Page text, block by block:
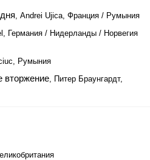
, Andrei Ujica, Франция / Румыния
Германия / Нидерланды / Норвегия
Румыния
вторжение, Питер Браунгардт,